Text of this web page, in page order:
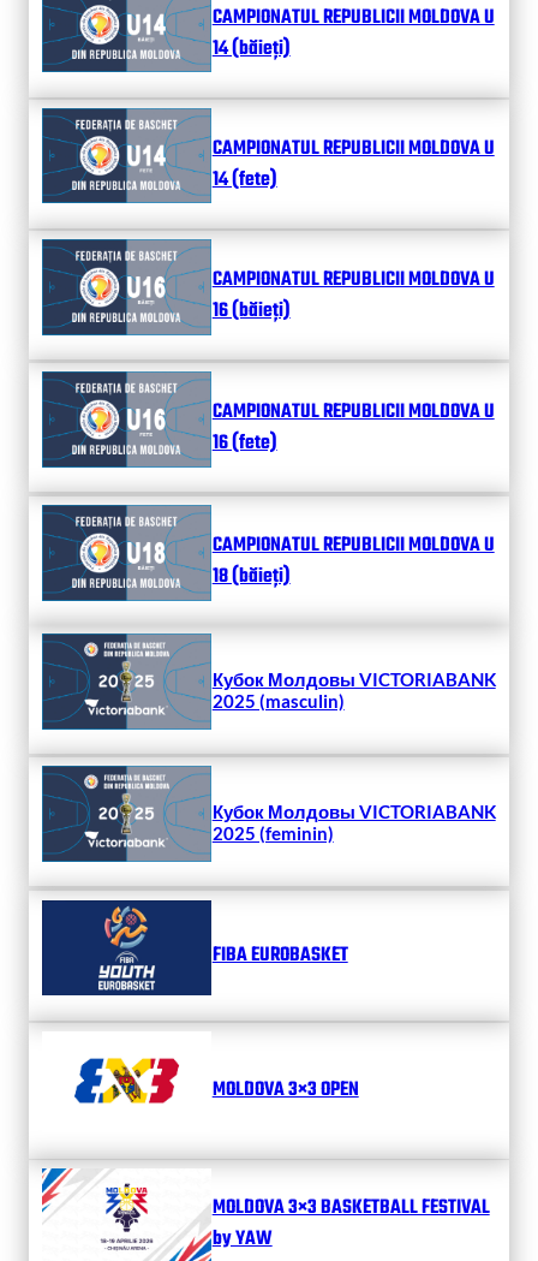
CAMPIONATUL REPUBLICII MOLDOVA U
14 (băieți)
CAMPIONATUL REPUBLICII MOLDOVA U
14 (fete)
CAMPIONATUL REPUBLICII MOLDOVA U
16 (băieți)
CAMPIONATUL REPUBLICII MOLDOVA U
16 (fete)
CAMPIONATUL REPUBLICII MOLDOVA U
18 (băieți)
Кубок Молдовы VICTORIABANK
2025 (masculin)
Кубок Молдовы VICTORIABANK
2025 (feminin)
FIBA EUROBASKET
MOLDOVA 3×3 OPEN
MOLDOVA 3×3 BASKETBALL FESTIVAL
by YAW